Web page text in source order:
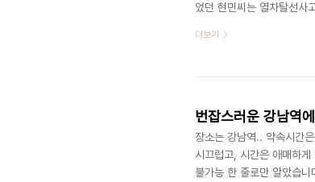
었던 현민씨는 열차탈선사
오로빌님의 가와니 미니
다. 언젠가 연락드려서 이
더보기
번잡스러운 강남역
장소는 강남역.. 약속시간
시끄럽고, 시간은 애매하
불가능 한 줄로만 알았습